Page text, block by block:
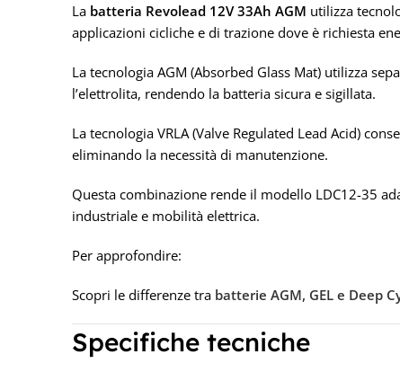
La batteria Revolead 12V 33Ah AGM utilizza
applicazioni cicliche e di trazione dove è richiesta
La tecnologia AGM (Absorbed Glass Mat) utilizza
l’elettrolita, rendendo la batteria sicura e sigillata.
La tecnologia VRLA (Valve Regulated Lead Acid)
eliminando la necessità di manutenzione.
Questa combinazione rende il modello LDC12-35
industriale e mobilità elettrica.
Per approfondire:
Scopri le differenze tra batterie AGM, GEL e Deep
Specifiche tecniche